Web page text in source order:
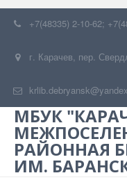
+7(48335) 2-10-62;
г. Карачев, пер.
МБУК
РАЙОННАЯ
ИМ.